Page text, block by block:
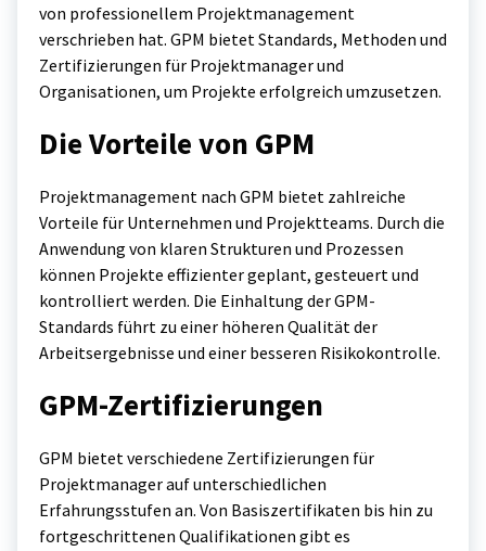
von professionellem Projektmanagement
verschrieben hat. GPM bietet Standards, Methoden und
Zertifizierungen für Projektmanager und
Organisationen, um Projekte erfolgreich umzusetzen.
Die Vorteile von GPM
Projektmanagement nach GPM bietet zahlreiche
Vorteile für Unternehmen und Projektteams. Durch die
Anwendung von klaren Strukturen und Prozessen
können Projekte effizienter geplant, gesteuert und
kontrolliert werden. Die Einhaltung der GPM-
Standards führt zu einer höheren Qualität der
Arbeitsergebnisse und einer besseren Risikokontrolle.
GPM-Zertifizierungen
GPM bietet verschiedene Zertifizierungen für
Projektmanager auf unterschiedlichen
Erfahrungsstufen an. Von Basiszertifikaten bis hin zu
fortgeschrittenen Qualifikationen gibt es